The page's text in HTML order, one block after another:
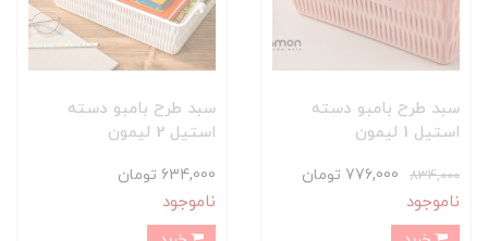
سبد طرح بامبو دسته
استیل 1 لیمون
834,000 776,000 تومان
ناموجود
سبد طرح بامبو دسته
استیل 2 لیمون
634,000 تومان
ناموجود